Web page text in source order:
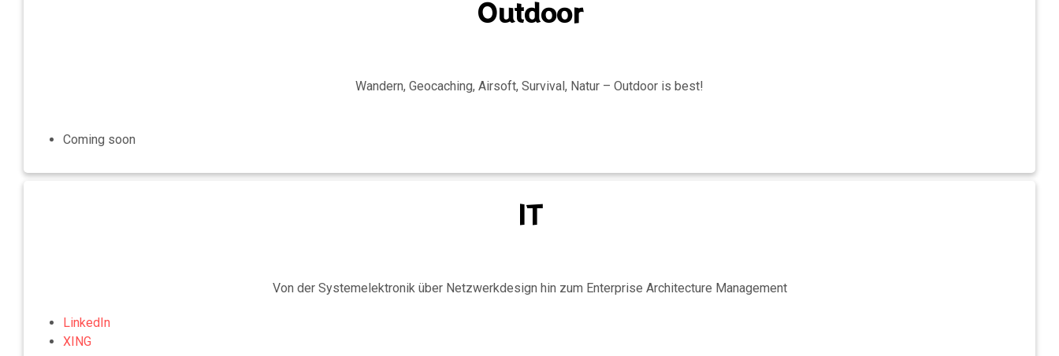
Outdoor
Wandern, Geocaching, Airsoft, Survival, Natur – Outdoor is best!
Coming soon
IT
Von der Systemelektronik über Netzwerkdesign hin zum Enterprise Architecture Management
LinkedIn
XING